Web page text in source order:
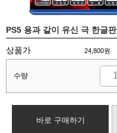
PS5 용과 같이 유신 극 한글판
상품가 24,800원
수량
바로 구매하기